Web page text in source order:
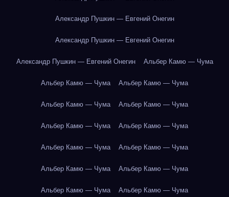
Александр Пушкин — Евгений Онегин
Александр Пушкин — Евгений Онегин
Александр Пушкин — Евгений Онегин Альбер Камю — Чума
Альбер Камю — Чума Альбер Камю — Чума
Альбер Камю — Чума Альбер Камю — Чума
Альбер Камю — Чума Альбер Камю — Чума
Альбер Камю — Чума Альбер Камю — Чума
Альбер Камю — Чума Альбер Камю — Чума
Альбер Камю — Чума Альбер Камю — Чума